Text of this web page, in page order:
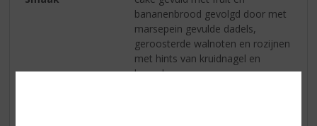
bananenbrood gevolgd door met
marsepein gevulde dadels,
geroosterde walnoten en rozijnen
met hints van kruidnagel en
kaneel